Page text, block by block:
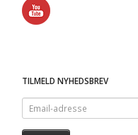
TILMELD NYHEDSBREV
Email-
adresse